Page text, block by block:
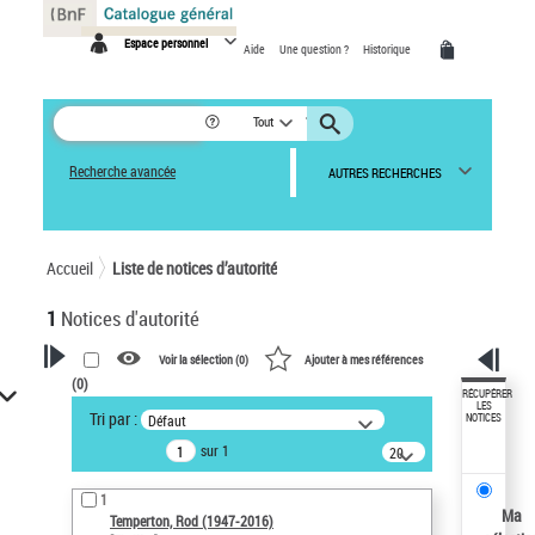
Espace personnel Aide Une question ? Historique
Tout
Recherche avancée AUTRES RECHERCHES
Accueil Liste de notices d’autorité
1 Notices d'autorité
VOTRE RECHERCHE
Recherche avancée dans les
notices d’autorité
Œuvres liées à l'auteur :
Temperton, Rod (1947-2016)
Voir la sélection (0) Ajouter à mes références
(0)
Tri par : Défaut
sur 1
20
résultats/page
1
Temperton, Rod (1947-2016)
RÉCUPÉRER
LES
NOTICES
Ma
Panneau de gestion des cookies